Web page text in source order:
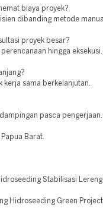
biaya proyek?
dibanding metode
proyek besar?
hingga eksekusi.
kerja sama berkelanjutan.
pasca pengerjaan.
Barat.
Stabilisasi
Hidroseeding Green